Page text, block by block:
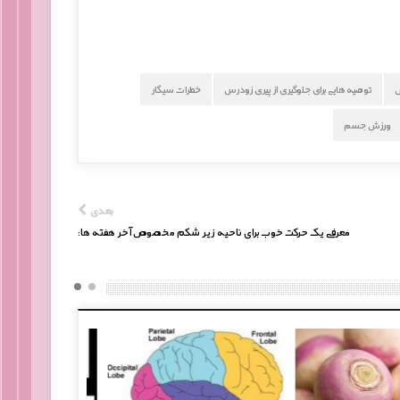
توصیه هایی برای جلوگیری از پیری زودرس خطرات سیگار
ورزش جسم
بعدی
معرفی یک حرکت خوب برای ناحیه زیر شکم مخصوص آخر هفته ها: